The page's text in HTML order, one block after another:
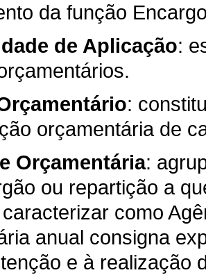
da função
de Aplicação:
:
orçamentária de
Orçamentária:
ou repartição a
como
anual consigna
e à realização